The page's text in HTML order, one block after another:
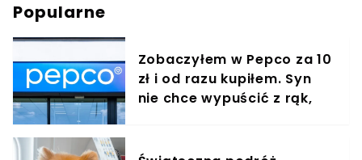
Popularne
Zobaczyłem w Pepco za 10
zł i od razu kupiłem. Syn
nie chce wypuścić z rąk,